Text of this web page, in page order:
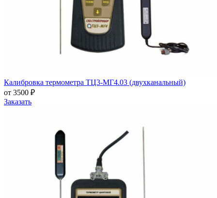
Калибровка термометра ТЦ3-МГ4.03 (двухканальный)
от 3500 ₽
Заказать